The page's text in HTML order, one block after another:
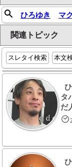
ひろゆき マ
関連トピック
スレタイ検索 本文
タ
だ